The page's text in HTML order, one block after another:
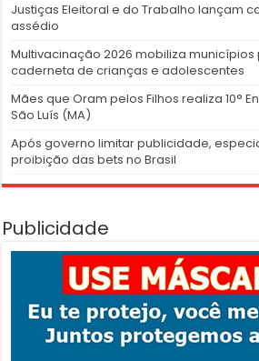
Justiças Eleitoral e do Trabalho lançam
assédio
Multivacinação 2026 mobiliza
caderneta de crianças e adolescentes
Mães que Oram pelos Filhos realiza 10°
São Luís (MA)
Após governo limitar publicidade,
proibição das bets no Brasil
Publicidade